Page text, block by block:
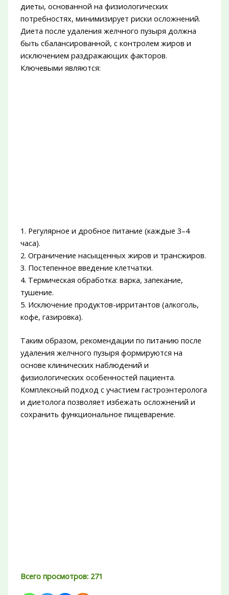
диеты, основанной на физиологических
потребностях, минимизирует риски осложнений.
Диета после удаления желчного пузыря должна
быть сбалансированной, с контролем жиров и
исключением раздражающих факторов.
Ключевыми являются:
1. Регулярное и дробное питание (каждые 3–4
часа).
2. Ограничение насыщенных жиров и трансжиров.
3. Постепенное введение клетчатки.
4. Термическая обработка: варка, запекание,
тушение.
5. Исключение продуктов-ирритантов (алкоголь,
кофе, газировка).
Таким образом, рекомендации по питанию после
удаления желчного пузыря формируются на
основе клинических наблюдений и
физиологических особенностей пациента.
Комплексный подход с участием гастроэнтеролога
и диетолога позволяет избежать осложнений и
сохранить функциональное пищеварение.
Всего просмотров: 271